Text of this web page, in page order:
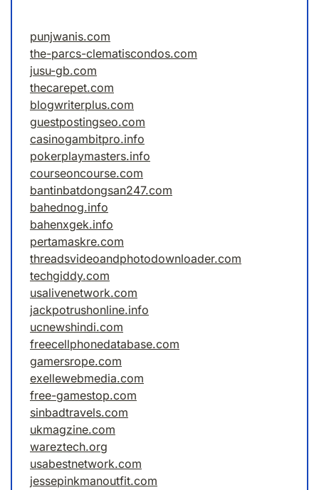
punjwanis.com
the-parcs-clematiscondos.com
jusu-gb.com
thecarepet.com
blogwriterplus.com
guestpostingseo.com
casinogambitpro.info
pokerplaymasters.info
courseoncourse.com
bantinbatdongsan247.com
bahednog.info
bahenxgek.info
pertamaskre.com
threadsvideoandphotodownloader.com
techgiddy.com
usalivenetwork.com
jackpotrushonline.info
ucnewshindi.com
freecellphonedatabase.com
gamersrope.com
exellewebmedia.com
free-gamestop.com
sinbadtravels.com
ukmagzine.com
wareztech.org
usabestnetwork.com
jessepinkmanoutfit.com